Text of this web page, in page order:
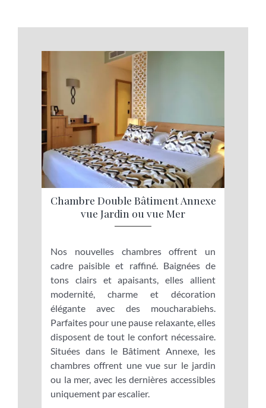
Chambre Double Bâtiment Annexe
vue Jardin ou vue Mer
Nos nouvelles chambres offrent un
cadre paisible et raffiné. Baignées de
tons clairs et apaisants, elles allient
modernité, charme et décoration
élégante avec des moucharabiehs.
Parfaites pour une pause relaxante, elles
disposent de tout le confort nécessaire.
Situées dans le Bâtiment Annexe, les
chambres offrent une vue sur le jardin
ou la mer, avec les dernières accessibles
uniquement par escalier.